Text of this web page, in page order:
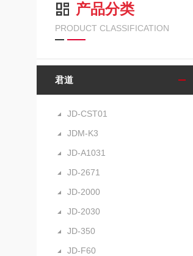
产品分类
PRODUCT CLASSIFICATION
君道
JD-CST01
JDM-K3
JD-A1031
JD-2671
JD-2000
JD-2030
JD-350
JD-F60